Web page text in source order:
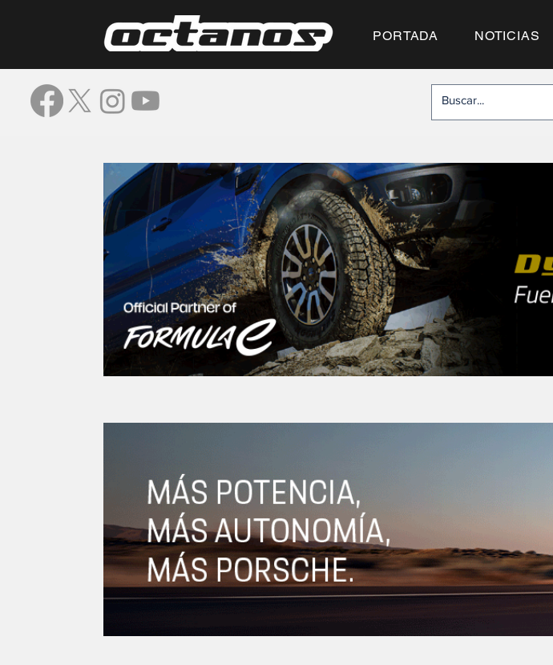
PORTADA NOTICIAS